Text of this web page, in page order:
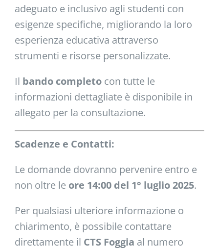
adeguato e inclusivo agli studenti con
esigenze specifiche, migliorando la loro
esperienza educativa attraverso
strumenti e risorse personalizzate.
Il bando completocon tutte le
informazioni dettagliate è disponibile in
allegato per la consultazione.
Scadenze e Contatti:
Le domande dovranno pervenire entro e
non oltre le ore 14:00 del 1° luglio 2025.
Per qualsiasi ulteriore informazione o
chiarimento, è possibile contattare
direttamente il CTS Foggia al numero